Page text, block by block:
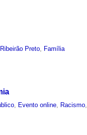
Preto Família
, Evento online, Racismo,